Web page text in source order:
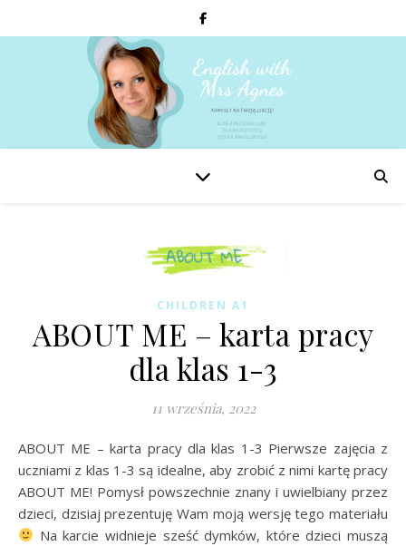
CHILDREN A1
ABOUT ME – karta pracy
dla klas 1-3
11 września, 2022
ABOUT ME – karta pracy dla klas 1-3 Pierwsze zajęcia z
uczniami z klas 1-3 są idealne, aby zrobić z nimi kartę pracy
ABOUT ME! Pomysł powszechnie znany i uwielbiany przez
dzieci, dzisiaj prezentuję Wam moją wersję tego materiału
Na karcie widnieje sześć dymków, które dzieci muszą